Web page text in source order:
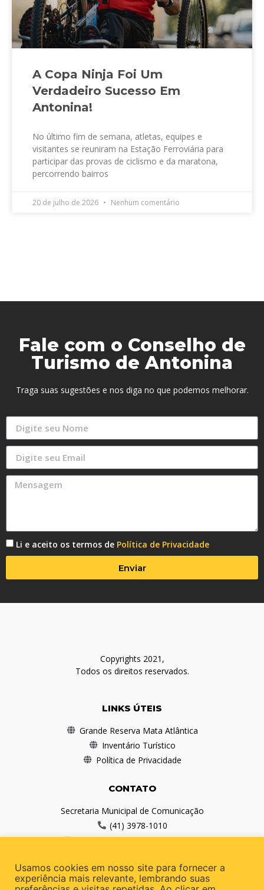
A Copa Ninja Foi Um
Verdadeiro Sucesso Em
Antonina!
No último fim de semana, atletas, equipes e
visitantes se reuniram na Estação Ferroviária para
participar das provas de ciclismo e da maratona,
percorrendo bairros
20 de julho de 2026 Nenhum comentário
Fale com o Conselho de
Turismo de Antonina
Traga suas sugestões e nos diga no que podemos melhorar.
Li e aceito os termos de Política de Privacidade
Enviar
Copyrights 2021,
Todos os direitos reservados.
LINKS ÚTEIS
Grande Reserva Mata Atlântica
Inventário Turístico
Política de Privacidade
CONTATO
Secretaria Municipal de Comunicação
(41) 3978-1010
comunicacao@antonina.pr.gov.br
REDES SOCIAIS
Usamos cookies em nosso site para fornecer a
experiência mais relevante, lembrando suas